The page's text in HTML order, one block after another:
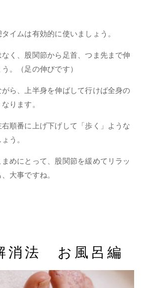
イムは有効的に使いましょう。
く、股関節から足首、つま先まで伸
。（足の伸びです）
ら、上半身を伸ばして行けば全身の
ります。
順番に上げ下げして「歩く」ような
う。
まめにとって、股関節を緩めてリラッ
大事ですね。
消法 お風呂編